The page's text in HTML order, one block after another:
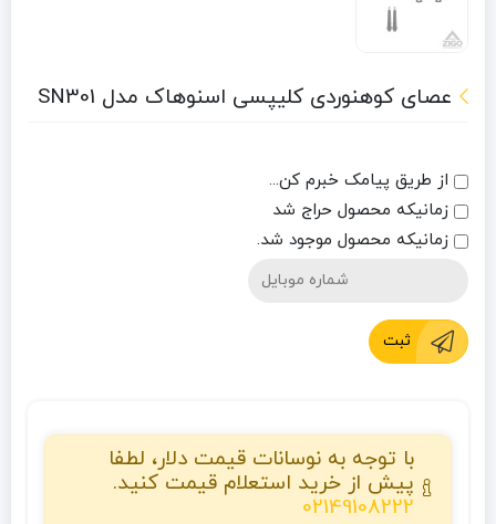
عصای کوهنوردی کلیپسی اسنوهاک مدل SN301
از طریق پیامک خبرم کن...
زمانیکه محصول حراج شد
زمانیکه محصول موجود شد.
ثبت
با توجه به نوسانات قیمت دلار، لطفا
پیش از خرید استعلام قیمت کنید.
02149108222